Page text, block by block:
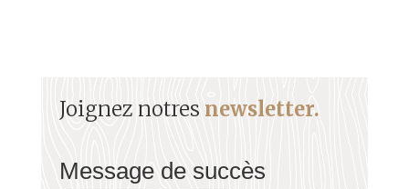
Joignez notres newsletter.
Message de succès